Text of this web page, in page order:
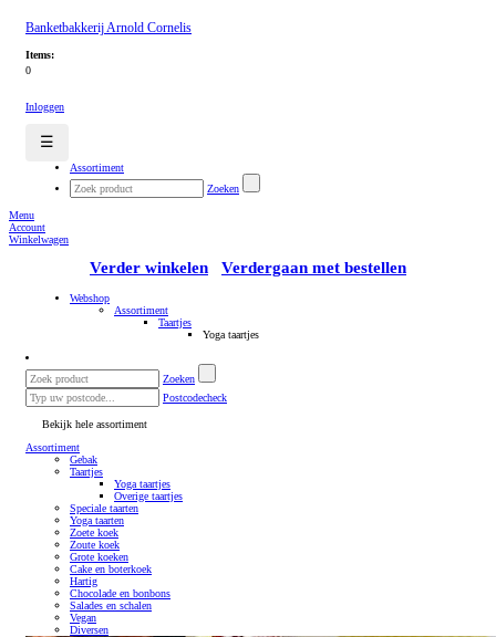
Banketbakkerij Arnold Cornelis
Items:
0
Inloggen
☰
Assortiment
Zoeken
Menu
Account
Winkelwagen
Verder winkelen Verdergaan met bestellen
Webshop
Assortiment
Taartjes
Yoga taartjes
Zoeken
Postcodecheck
Bekijk hele assortiment
Assortiment
Gebak
Taartjes
Yoga taartjes
Overige taartjes
Speciale taarten
Yoga taarten
Zoete koek
Zoute koek
Grote koeken
Cake en boterkoek
Hartig
Chocolade en bonbons
Salades en schalen
Vegan
Diversen